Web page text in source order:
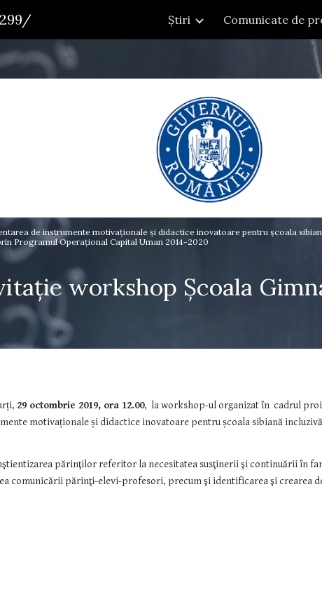
Skip to
Știri Comunicate de
de instrumente motivaționale și didactice inovatoare pentru școala
Programul Operațional Capital Uman 2014-2020
workshop Școala
29 octombrie 2019, ora 12.00,  la workshop-ul organizat în  cadrul
motivaționale și didactice inovatoare pentru școala sibiană
părinţilor referitor la necesitatea susţinerii şi continuării în
comunicării părinţi-elevi-profesori, precum şi identificarea şi crearea